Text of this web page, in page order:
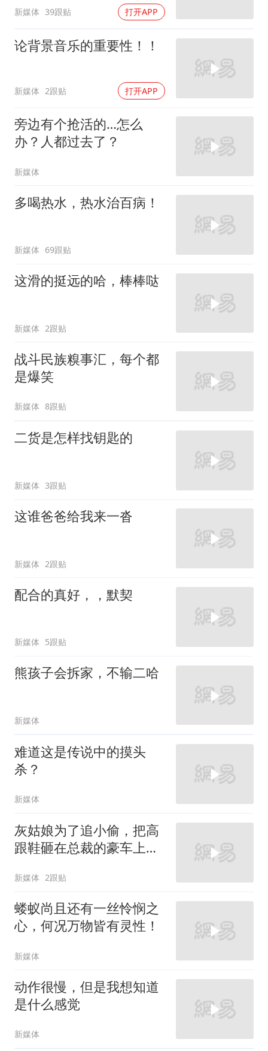
新媒体 39跟贴 打开APP
论背景音乐的重要性！！
新媒体 2跟贴 打开APP
旁边有个抢活的…怎么
办？人都过去了？
新媒体
多喝热水，热水治百病！
新媒体 69跟贴
这滑的挺远的哈，棒棒哒
新媒体 2跟贴
战斗民族糗事汇，每个都
是爆笑
新媒体 8跟贴
二货是怎样找钥匙的
新媒体 3跟贴
这谁爸爸给我来一沓
新媒体 2跟贴
配合的真好，，默契
新媒体 5跟贴
熊孩子会拆家，不输二哈
新媒体
难道这是传说中的摸头
杀？
新媒体
灰姑娘为了追小偷，把高
跟鞋砸在总裁的豪车上，
新媒体 2跟贴
蝼蚁尚且还有一丝怜悯之
心，何况万物皆有灵性！
新媒体
动作很慢，但是我想知道
是什么感觉
新媒体